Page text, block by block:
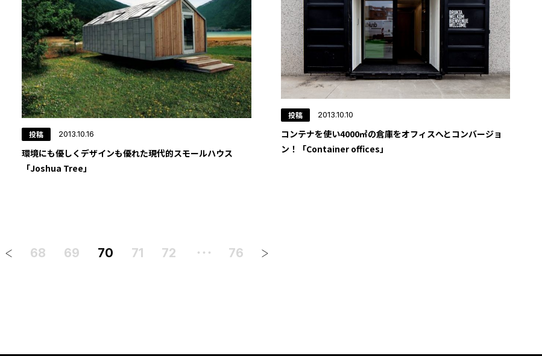
投稿 2013.10.16
環境にも優しくデザインも優れた現代的スモールハウス
「Joshua Tree」
投稿 2013.10.10
コンテナを使い4000㎡の倉庫をオフィスへとコンバージョ
ン！「Container offices」
68 69 70 71 72 ・・・ 76